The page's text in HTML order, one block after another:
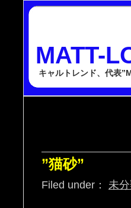
MATT-
キャルトレンド、代表
”猫砂”
Filed under： 未